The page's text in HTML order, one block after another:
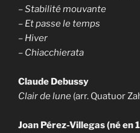
–Stabilité mouvante
– Et passe le temps
– Hiver
– Chiacchierata
Claude Debussy
Clair de lune (arr. Quatuor
Joan Pérez-Villegas (né en